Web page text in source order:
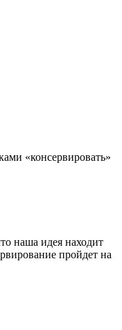
«консервировать»
наша идея находит
пройдет на